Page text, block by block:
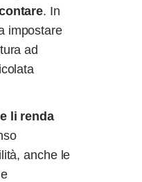
. In
impostare
ad
li renda
anche le